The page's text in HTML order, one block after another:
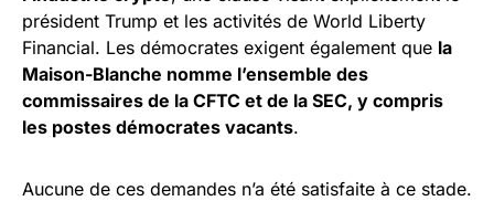
président Trump et les activités de World Liberty
Financial. Les démocrates exigent également que la
Maison-Blanche nomme l’ensemble des
commissaires de la CFTC et de la SEC, y compris
les postes démocrates vacants.
Aucune de ces demandes n’a été satisfaite à ce stade.